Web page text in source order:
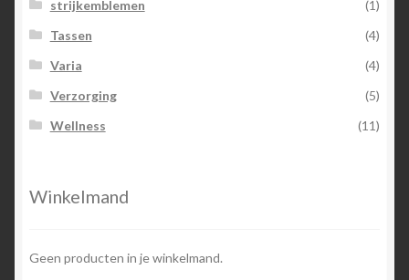
strijkemblemen
(1)
Tassen
(4)
Varia
(4)
Verzorging
(5)
Wellness
(11)
Winkelmand
Geen producten in je winkelmand.